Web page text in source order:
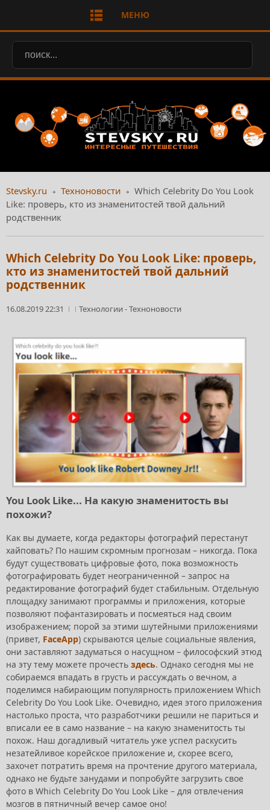
МЕНЮ
Stevsky.ru Техноновости
Which Celebrity Do You Look
Like: проверь, кто из знаменитостей твой дальний
родственник
Which Celebrity Do You Look Like: проверь,
кто из знаменитостей твой дальний
родственник
16.08.2019 22:31 Технологии-Техноновости
You Look Like... На какую знаменитость вы
похожи?
Как вы думаете, когда редакторы фотографий перестанут
хайповать? По нашим скромным прогнозам – никогда. Пока
будут существовать цифровые фото, пока возможность
фотографировать будет неограниченной – запрос на
редактирование фотографий будет стабильным. Отдельную
площадку занимают программы и приложения, которые
позволяют пофантазировать и посмеяться над своим
изображением; порой за этими шутейными приложениями
(привет, FaceApp) скрываются целые социальные явления,
они заставляют задуматься о насущном – философский этюд
на эту тему можете прочесть здесь. Однако сегодня мы не
собираемся впадать в грусть и рассуждать о вечном, а
поделимся набирающим популярность приложением Which
Celebrity Do You Look Like. Очевидно, идея этого приложения
настолько проста, что разработчики решили не париться и
вписали ее в само название – на какую знаменитость ты
похож. Наш догадливый читатель уже успел раскусить
незатейливое корейское приложение и, скорее всего,
захочет потратить время на прочтение другого материала,
однако не будьте занудами и попробуйте загрузить свое
фото в Which Celebrity Do You Look Like – для отвлечения
мозгов в пятничный вечер самое оно!